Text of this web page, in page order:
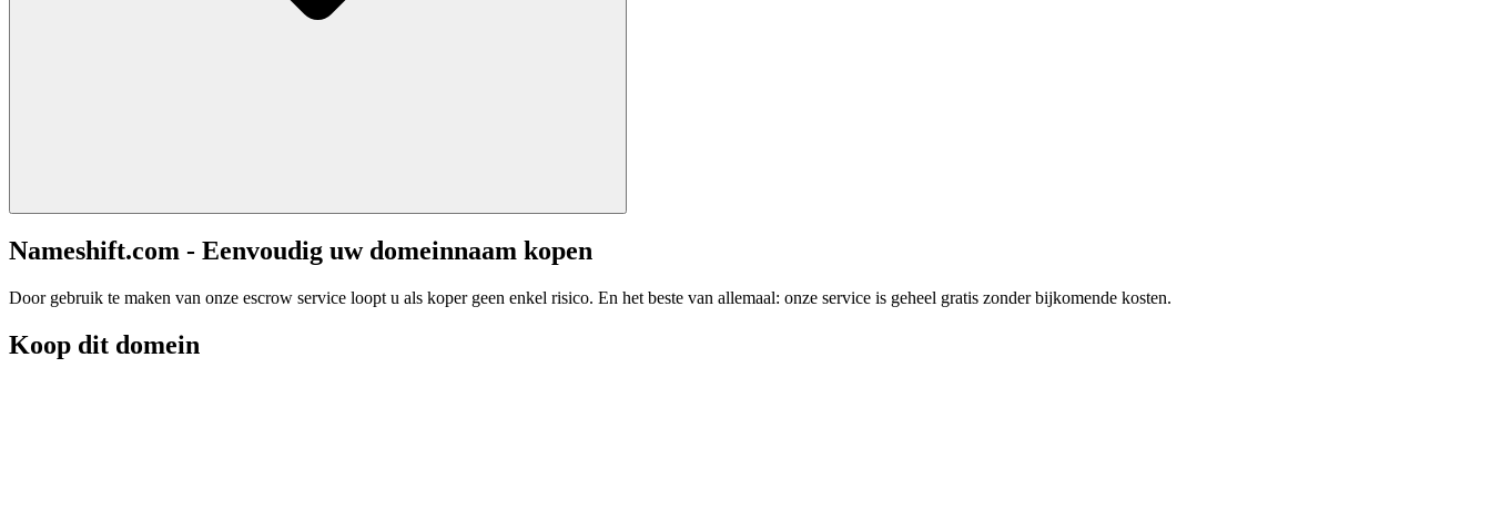
Nameshift.com - Eenvoudig uw domeinnaam kopen
Door gebruik te maken van onze escrow service loopt u als koper geen enkel risico. En het beste van allemaal: onze service is geheel gratis zonder bijkomende kosten.
Koop dit domein